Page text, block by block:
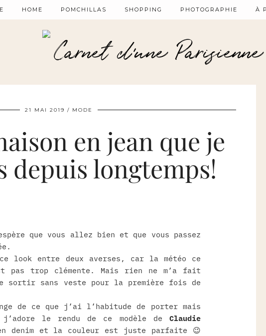
HOME POMCHILLAS SHOPPING PHOTOGRAPHIE À
21 MAI 2019 MODE
en jean que je
depuis longtemps!
que vous allez bien et que vous passez
look entre deux averses, car la météo ce
pas trop clémente. Mais rien ne m’a fait
sortir sans veste pour la première fois de
de ce que j’ai l’habitude de porter mais
le rendu de ce modèle de Claudie
et la couleur est juste parfaite 😉